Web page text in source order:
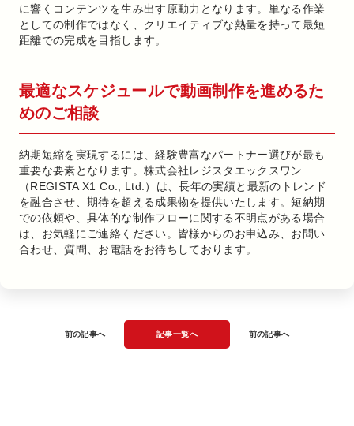
に響くコンテンツを生み出す原動力となります。単なる作業
としての制作ではなく、クリエイティブな熱量を持って最短
距離での完成を目指します。
最適なスケジュールで動画制作を進めるた
めのご相談
納期短縮を実現するには、経験豊富なパートナー選びが最も
重要な要素となります。株式会社レジスタエックスワン
（REGISTA X1 Co., Ltd.）は、長年の実績と最新のトレンド
を融合させ、期待を超える成果物を提供いたします。短納期
での依頼や、具体的な制作フローに関する不明点がある場合
は、お気軽にご連絡ください。皆様からのお申込み、お問い
合わせ、質問、お電話をお待ちしております。
前の記事へ 記事一覧へ 前の記事へ